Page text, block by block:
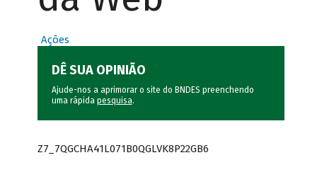
Ações
DÊ SUA OPINIÃO
Ajude-nos a aprimorar o site do BNDES preenchendo
uma rápida pesquisa.
Z7_7QGCHA41L071B0QGLVK8P22GB6